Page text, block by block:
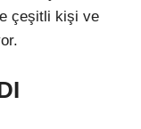
çeşitli kişi ve